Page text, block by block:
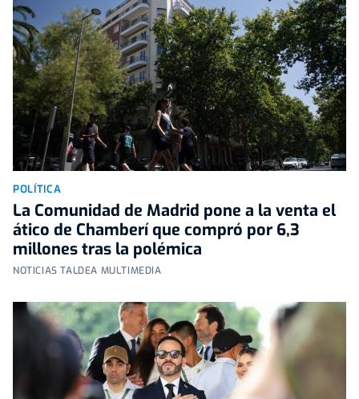
POLÍTICA
La Comunidad de Madrid pone a la venta el
ático de Chamberí que compró por 6,3
millones tras la polémica
NOTICIAS TALDEA MULTIMEDIA